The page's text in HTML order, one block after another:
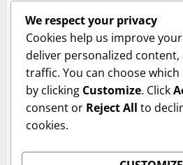
We respect your privacy
Cookies help us improve
deliver personalized content,
traffic. You can choose
by clicking Customize. Click
consent or Reject All to
cookies.